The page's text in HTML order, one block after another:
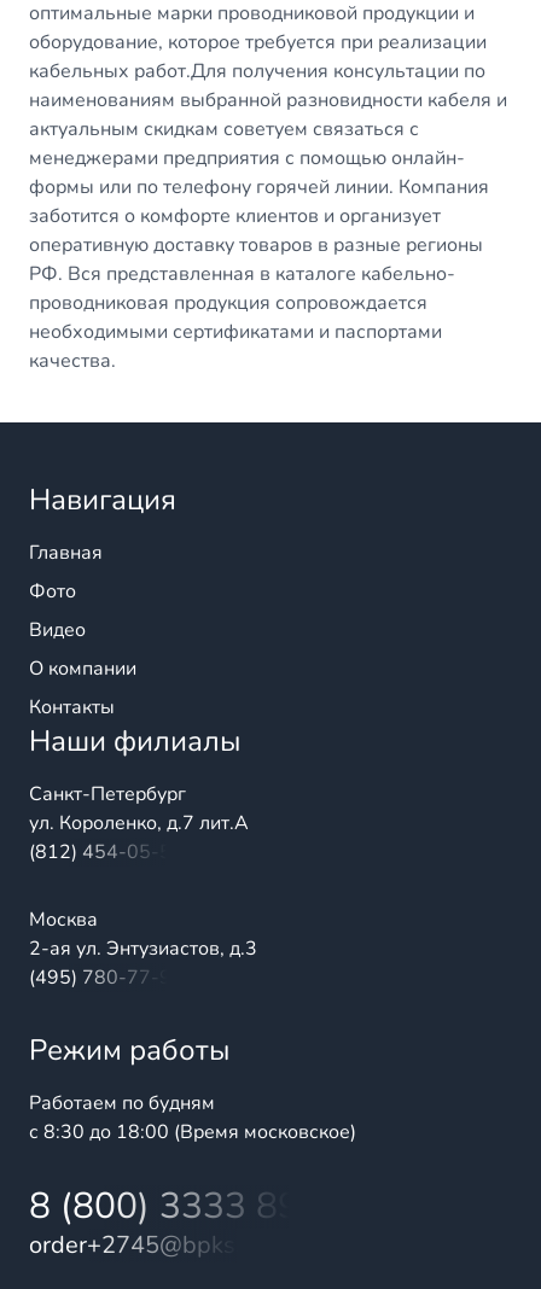
оптимальные марки проводниковой продукции и
оборудование, которое требуется при реализации
кабельных работ.Для получения консультации по
наименованиям выбранной разновидности кабеля и
актуальным скидкам советуем связаться с
менеджерами предприятия с помощью онлайн-
формы или по телефону горячей линии. Компания
заботится о комфорте клиентов и организует
оперативную доставку товаров в разные регионы
РФ. Вся представленная в каталоге кабельно-
проводниковая продукция сопровождается
необходимыми сертификатами и паспортами
качества.
Навигация
Главная
Фото
Видео
О компании
Контакты
Наши филиалы
Санкт-Петербург
ул. Короленко, д.7 лит.А
(812) 454-05-54
Москва
2-ая ул. Энтузиастов, д.3
(495) 780-77-98
Режим работы
Работаем по будням
с 8:30 до 18:00 (Время московское)
8 (800) 3333 899
order+2745@bpks.ru